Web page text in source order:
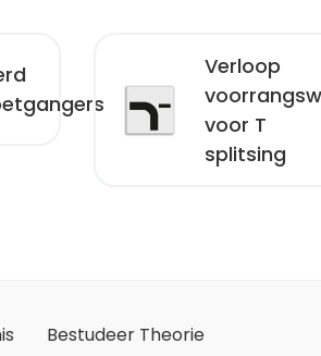
Verloop
voor T
splitsing
Bestudeer Theorie